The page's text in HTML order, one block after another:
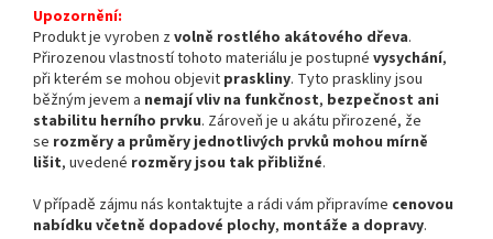
Upozornění:
Produkt je vyroben zvolně rostlého akátového dřeva.
Přirozenou vlastností tohoto materiálu je postupné vysychání,
při kterém se mohou objevit praskliny. Tyto praskliny jsou
běžným jevem a nemají vliv na funkčnost, bezpečnost ani
stabilitu herního prvku. Zároveň je u akátu přirozené, že
se rozměry a průměry jednotlivých prvků mohou mírně
lišit, uvedené rozměry jsou tak přibližné.
V případě zájmu nás kontaktujte a rádi vám připravíme cenovou
nabídku včetně dopadové plochy, montáže a dopravy.